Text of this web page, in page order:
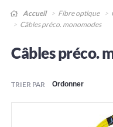
Accueil Fibre optique
Câbles préco. monomodes
Câbles préco.
TRIER PAR